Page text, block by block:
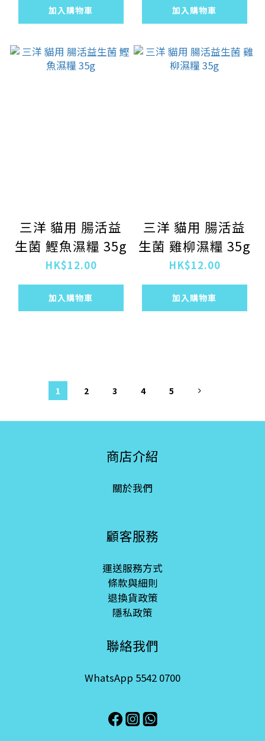
加入購物車 加入購物車
三洋 貓用 腸活益
生菌 鰹魚濕糧 35g
HK$12.00
加入購物車
三洋 貓用 腸活益
生菌 雞柳濕糧 35g
HK$12.00
加入購物車
1 2 3 4 5
商店介紹
關於我們
顧客服務
運送服務方式
條款與細則
退換貨政策
隱私政策
聯絡我們
WhatsApp 5542 0700